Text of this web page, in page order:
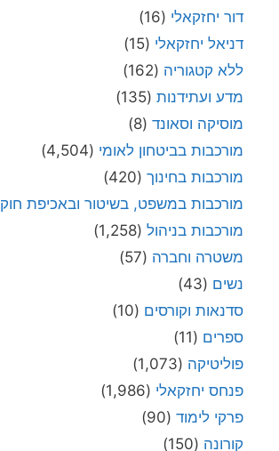
דור יחזקאלי (16)
דניאל יחזקאלי (15)
ללא קטגוריה (162)
מדע ועתידנות (135)
מוסיקה וסאונד (8)
מורכבות בביטחון לאומי (4,504)
מורכבות בחינוך (420)
מורכבות במשפט, בשיטור ובאכיפת חוק
מורכבות בניהול (1,258)
משטרה וחברה (57)
נשים (43)
סדנאות וקורסים (10)
ספרים (11)
פוליטיקה (1,073)
פנחס יחזקאלי (1,986)
פרקי לימוד (90)
קורונה (150)